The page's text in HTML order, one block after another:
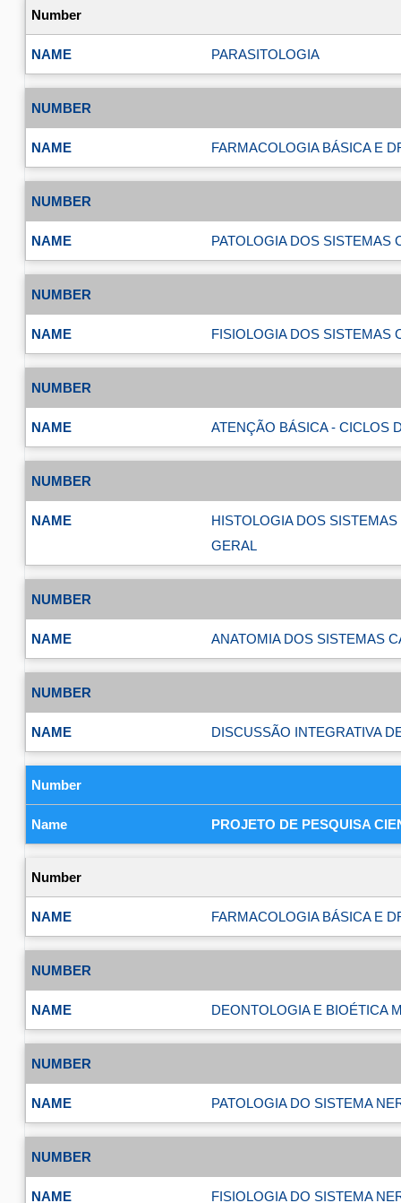
PARASITOLOGIA
FARMACOLOGIA BÁSICA E
PATOLOGIA DOS SISTEMAS
FISIOLOGIA DOS SISTEMAS
ATENÇÃO BÁSICA - CICLOS
HISTOLOGIA DOS
GERAL
ANATOMIA DOS SISTEMAS
DISCUSSÃO INTEGRATIVA
PROJETO DE PESQUISA
FARMACOLOGIA BÁSICA E
DEONTOLOGIA E BIOÉTICA
PATOLOGIA DO SISTEMA
FISIOLOGIA DO SISTEMA